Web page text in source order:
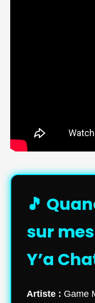
🎵
sur
Y’a
Artiste : Game